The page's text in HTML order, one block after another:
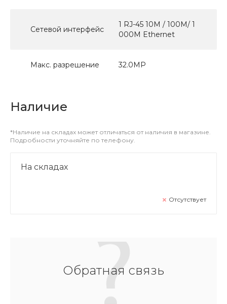
Сетевой интерфейс
1 RJ-45 10M / 100M/ 1
000M Ethernet
Макс. разрешение 32.0МР
Наличие
*Наличие на складах может отличаться от наличия в магазине.
Подробности уточняйте по телефону.
На складах
Отсутствует
Обратная связь